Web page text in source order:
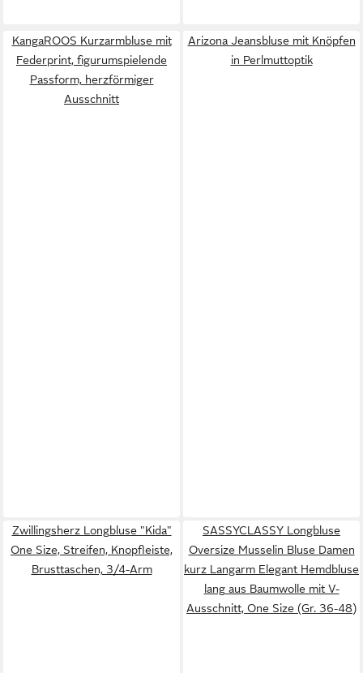
KangaROOS Kurzarmbluse mit
Federprint, figurumspielende
Passform, herzförmiger
Ausschnitt
Arizona Jeansbluse mit Knöpfen
in Perlmuttoptik
Zwillingsherz Longbluse "Kida"
One Size, Streifen, Knopfleiste,
Brusttaschen, 3/4-Arm
SASSYCLASSY Longbluse
Oversize Musselin Bluse Damen
kurz Langarm Elegant Hemdbluse
lang aus Baumwolle mit V-
Ausschnitt, One Size (Gr. 36-48)